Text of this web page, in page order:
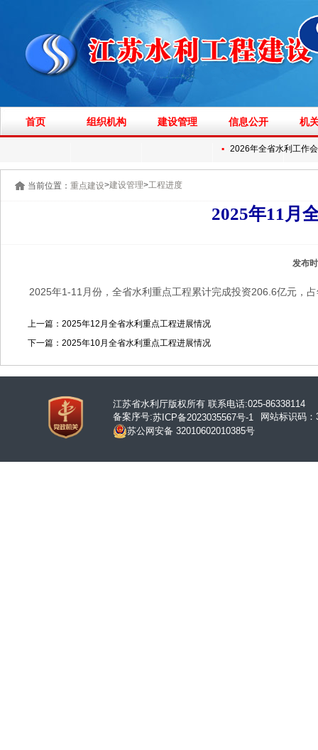
首页 组织机构 建设管理 信息公开 机
2026年全省水利工作会
当前位置： 重点建设>建设管理>工程进度
2025年11月
发布
2025年1-11月份，全省水利重点工程累计完成投资206.6亿元，
上一篇：2025年12月全省水利重点工程进展情况
下一篇：2025年10月全省水利重点工程进展情况
江苏省水利厅版权所有 联系电话:025-86338114
备案序号:苏ICP备2023035567号-1
网站标识码
苏公网安备 32010602010385号